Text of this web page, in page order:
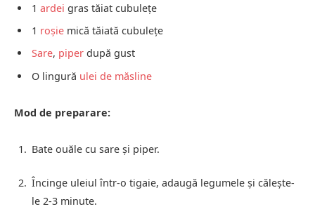
1 ardei gras tăiat cubulețe
1 roșie mică tăiată cubulețe
Sare, piper după gust
O lingură ulei de măsline
Mod de preparare:
Bate ouăle cu sare și piper.
Încinge uleiul într-o tigaie, adaugă legumele și călește-
le 2-3 minute.